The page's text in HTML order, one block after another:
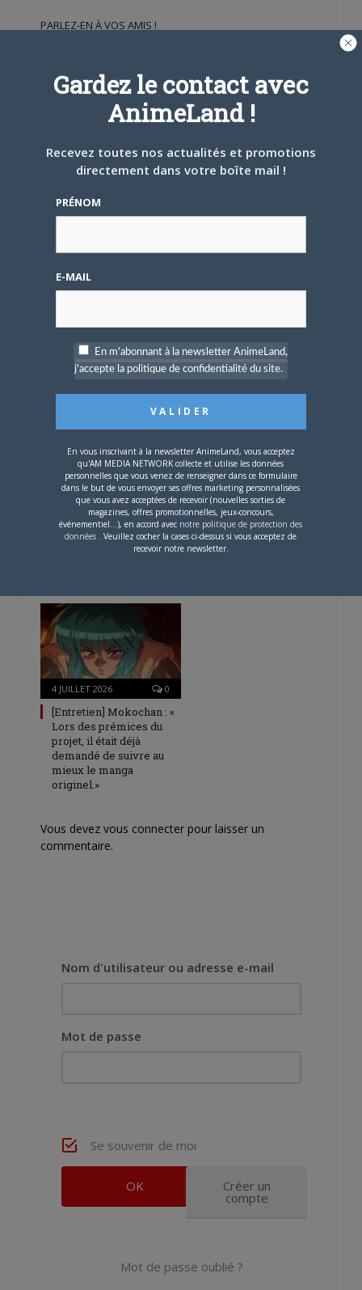
fenêtre) fenêtre) nouvelle
PARLEZ-EN À VOS AMIS !
Tumblr
Email
A PROPOS DE L'AUTEUR
CAMI-SAMA
L’AnimeLand Hors-Série
disponible !
4 AOÛT 2026 0
Une nouvelle série TV
Digimon en préparation
4 JUILLET 2026 0
[Entretien] Mokochan : «
Lors des prémices du
projet, il était déjà
demandé de suivre au
mieux le manga
originel.»
Vous devez vous connecter pour laisser un
commentaire.
Nom d'utilisateur ou adresse e-mail
Mot de passe
Se souvenir de moi
Créer un
compte
Mot de passe oublié ?
Gardez le contact avec
AnimeLand !
Recevez toutes nos actualités et promotions
directement dans votre boîte mail !
PRÉNOM
E-MAIL
En m'abonnant à la newsletter AnimeLand,
j'accepte la politique de confidentialité du site.
En vous inscrivant à la newsletter AnimeLand, vous acceptez
qu'AM MEDIA NETWORK collecte et utilise les données
personnelles que vous venez de renseigner dans ce formulaire
dans le but de vous envoyer ses offres marketing personnalisées
que vous avez acceptées de recevoir (nouvelles sorties de
magazines, offres promotionnelles, jeux-concours,
événementiel...), en accord avec notre politique de protection des
données . Veuillez cocher la cases ci-dessus si vous acceptez de
recevoir notre newsletter.